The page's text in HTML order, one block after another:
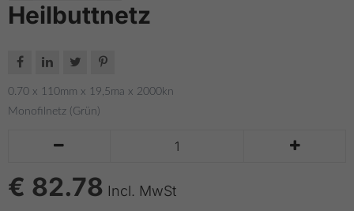
Heilbuttnetz
   
0.70 x 110mm x 19,5ma x 2000kn
Monofilnetz (Grün)
 
€ 82.78 Incl. MwSt